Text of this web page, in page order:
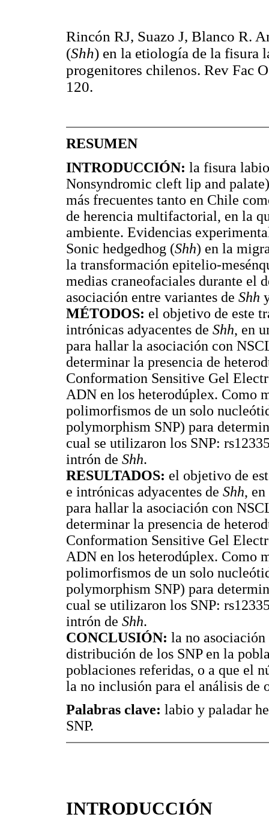
Rincón RJ, Suazo J, Blanco R.
(Shh) en la etiología de la fisura
progenitores chilenos. Rev Fac
120.
RESUMEN
INTRODUCCIÓN: la fisura
Nonsyndromic cleft lip and
más frecuentes tanto en Chile
de herencia multifactorial, en la
ambiente. Evidencias
Sonic hedgedhog (Shh) en la
la transformación epitelio-
medias craneofaciales durante el
asociación entre variantes de Shh
MÉTODOS: el objetivo de este
intrónicas adyacentes de Shh, en
para hallar la asociación con
determinar la presencia de
Conformation Sensitive Gel
ADN en los heterodúplex. Como
polimorfismos de un solo
polymorphism SNP) para
cual se utilizaron los SNP:
intrón de Shh.
RESULTADOS: el objetivo de
e intrónicas adyacentes de Shh,
para hallar la asociación con
determinar la presencia de
Conformation Sensitive Gel
ADN en los heterodúplex. Como
polimorfismos de un solo
polymorphism SNP) para
cual se utilizaron los SNP:
intrón de Shh.
CONCLUSIÓN: la no asociación
distribución de los SNP en la
poblaciones referidas, o a que el
la no inclusión para el análisis de
Palabras clave: labio y paladar
SNP.
INTRODUCCIÓN